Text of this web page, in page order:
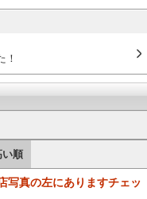
！
い順
写真の左にありますチェッ